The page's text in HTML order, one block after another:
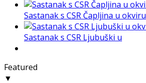
Sastanak s CSR Čapljina u okviru
Sastanak s CSR Ljubuški u
Featured
▼